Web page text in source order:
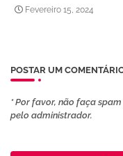
Fevereiro 15, 2024
POSTAR UM
* Por favor, não faça
pelo administrador.